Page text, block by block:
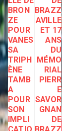
BRON
ZE
POUR
VANES
SA
TRIPH
ÈNE
TAMB
A
POUR
SON
IMPLI
BRAZZ
AVILLE
ET 17
ANS
DU
MÉMO
RIAL
PIERR
E
SAVOR
GNAN
DE